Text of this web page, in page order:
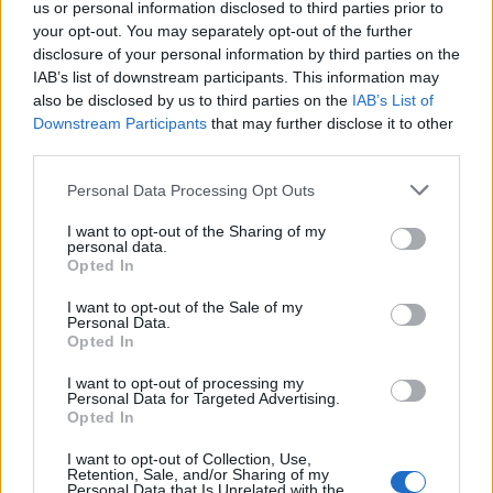
us or personal information disclosed to third parties prior to
your opt-out. You may separately opt-out of the further
disclosure of your personal information by third parties on the
IAB’s list of downstream participants. This information may
also be disclosed by us to third parties on the IAB’s List of
Downstream Participants that may further disclose it to other
Personal Data Processing Opt Outs
I want to opt-out of the Sharing of my
personal data.
Opted In
I want to opt-out of the Sale of my
Personal Data.
Opted In
I want to opt-out of processing my
Personal Data for Targeted Advertising.
Opted In
I want to opt-out of Collection, Use,
Retention, Sale, and/or Sharing of my
υπηρεσίες τηλεϊατρικής θα μπορούσαν να
βελτιώσουν τηνπαροχή υγειονομικής
περίθαλψης,ιδίως σε απομακρυσμένες
περιοχές (η Ελλάδα έχει 168 κατοικημένα νησιά).
Μία ακόμα πρωτοβουλία που παρουσιάζει
ενδιαφέρον όσον αφορά την ενσωμάτωση
ψηφιακών και άλλων καινοτόμων λύσεων στο
σύστημα υγείας είναι και ο επιταχυντής
SymbIASIS– το πρόγραμμα ανάπτυξης
ικανοτήτων που υλοποιείται από το Εθνικό
Κέντρο Τεκμηρίωσης και Ηλεκτρονικού
Περιεχομένου (ΕΚΤ), τον τοπικό κόμβο του EIT
Στόχος του είναι να συνδέσει νοσοκομεία και
να οδηγήσει σεπιλοτικές δοκιμές